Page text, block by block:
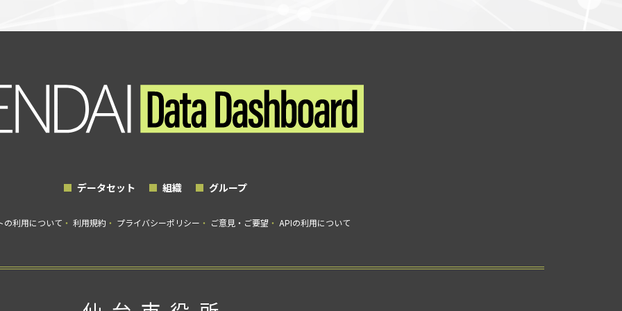
データセット 組織 グループ
の利用について 利用規約 プライバシーポリシー ご意見・ご要望 APIの利用について